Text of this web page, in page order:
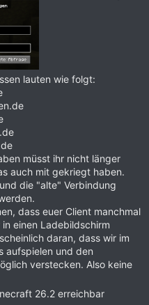
lauten wie folgt:
müsst ihr nicht länger
auch mit gekriegt haben.
die "alte" Verbindung
dass euer Client manchmal
einen Ladebildschirm
daran, dass wir im
aufspielen und den
verstecken. Also keine
26.2 erreichbar